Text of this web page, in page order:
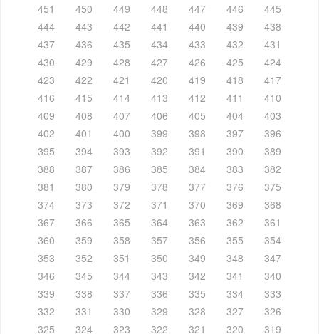
451
450 449 448 447 446
445
444
443 442 441 440 439
438
437
436 435 434 433 432
431
430
429 428 427 426 425
424
423
422 421 420 419 418
417
416
415 414 413 412 411
410
409
408 407 406 405 404
403
402
401 400 399 398 397
396
395
394 393 392 391 390
389
388
387 386 385 384 383
382
381
380 379 378 377 376
375
374
373 372 371 370 369
368
367
366 365 364 363 362
361
360
359 358 357 356 355
354
353
352 351 350 349 348
347
346
345 344 343 342 341
340
339
338 337 336 335 334
333
332
331 330 329 328 327
326
325
324 323 322 321 320
319